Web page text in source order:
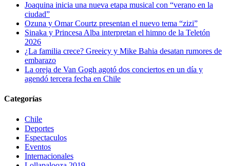
Joaquina inicia una nueva etapa musical con “verano en la
ciudad”
Ozuna y Omar Courtz presentan el nuevo tema “zizi”
Sinaka y Princesa Alba interpretan el himno de la Teletón
2026
¿La familia crece? Greeicy y Mike Bahia desatan rumores de
embarazo
La oreja de Van Gogh agotó dos conciertos en un día y
agendó tercera fecha en Chile
Categorías
Chile
Deportes
Espectaculos
Eventos
Internacionales